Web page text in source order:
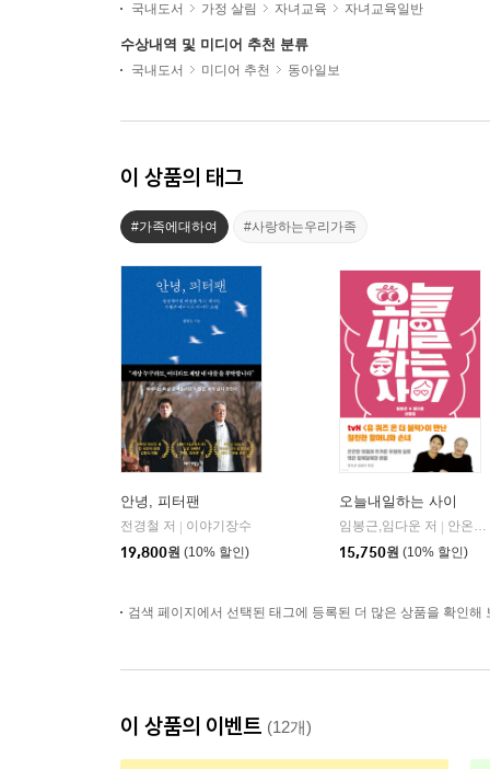
국내도서
가정 살림 자녀교육 자녀교육일반
수상내역 및 미디어 추천 분류
국내도서 미디어 추천 동아일보
이 상품의 태그
#가족에대하여 #사랑하는우리가족
안녕, 피터팬
전경철 저
이야기장수
19,800원 (10% 할인)
오늘내일하는 사이
임봉근,임다운 저
안온북스
15,750원 (10% 할인)
검색 페이지에서 선택된 태그에 등록된 더 많은 상품을 확인해
이 상품의 이벤트 (12개)